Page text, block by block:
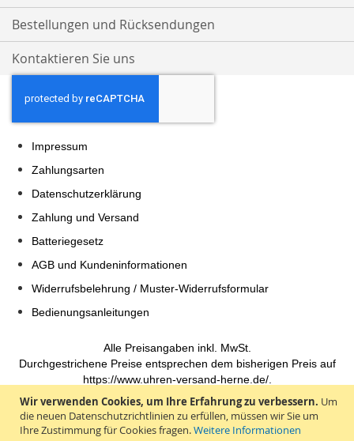
Wir verwenden Cookies, um Ihre Erfahrung zu verbessern. Um
die neuen Datenschutzrichtlinien zu erfüllen, müssen wir Sie um
Ihre Zustimmung für Cookies fragen.Weitere Informationen
Bestellungen und Rücksendungen
Kontaktieren Sie uns
Impressum
Zahlungsarten
Datenschutzerklärung
Zahlung und Versand
Batteriegesetz
AGB und Kundeninformationen
Widerrufsbelehrung / Muster-Widerrufsformular
Bedienungsanleitungen
Alle Preisangaben inkl. MwSt.
Durchgestrichene Preise entsprechen dem bisherigen Preis auf
https://www.uhren-versand-herne.de/.
Tabila.de - einfach shoppen
Geld verdienen